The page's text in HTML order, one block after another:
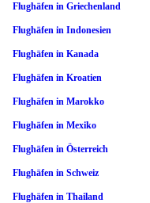
Flughäfen in Griechenland
Flughäfen in Indonesien
Flughäfen in Kanada
Flughäfen in Kroatien
Flughäfen in Marokko
Flughäfen in Mexiko
Flughäfen in Österreich
Flughäfen in Schweiz
Flughäfen in Thailand